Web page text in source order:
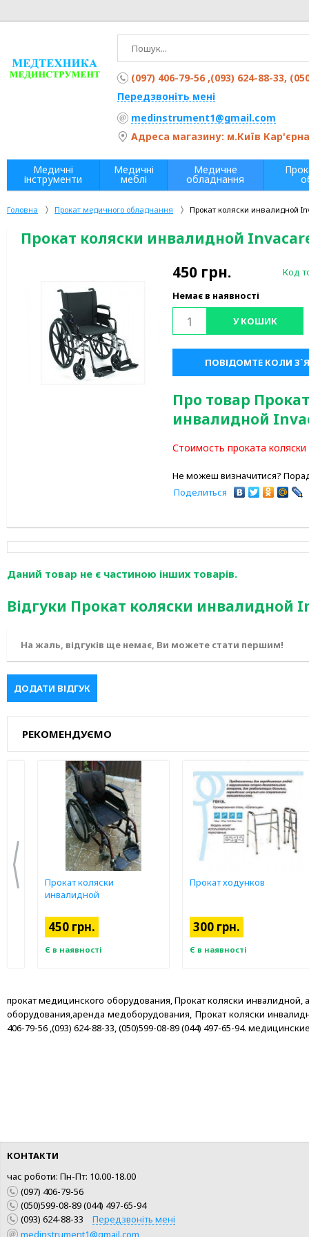
Головна Прокат медичного обладнання Прокат коляски инвалидной
Прокат коляски инвалидной
450 грн.
Код
Немає в наявності
У КОШИК
ПОВІДОМТЕ КОЛИ
Про товар
инвалидной
Стоимость проката
Не можеш визначитися?
Поделиться
Даний товар не є частиною інших товарів.
Відгуки Прокат коляски инвалидной
На жаль, відгуків ще немає, Ви можете стати першим!
ДОДАТИ ВІДГУК
РЕКОМЕНДУЄМО
Прокат коляски
инвалидной
450 грн.
Є в наявності
КУПИТИ
Прокат ходунков
300 грн.
Є в наявності
КУПИТИ
прокат медицинского оборудования, Прокат коляски
оборудования,аренда медоборудования, Прокат коляски
406-79-56 ,(093) 624-88-33, (050)599-08-89 (044) 497-65-94.
(097) 406-79-56 ,(093) 624-88-33,
Передзвоніть мені
medinstrument1@gmail.com
Адреса магазину: м.Київ
Медичні
інструменти
Медичні
меблі
Медичне
обладнання
КОНТАКТИ
час роботи: Пн-Пт: 10.00-18.00
(097) 406-79-56
(050)599-08-89 (044) 497-65-94
(093) 624-88-33
Передзвоніть мені
medinstrument1@gmail.com